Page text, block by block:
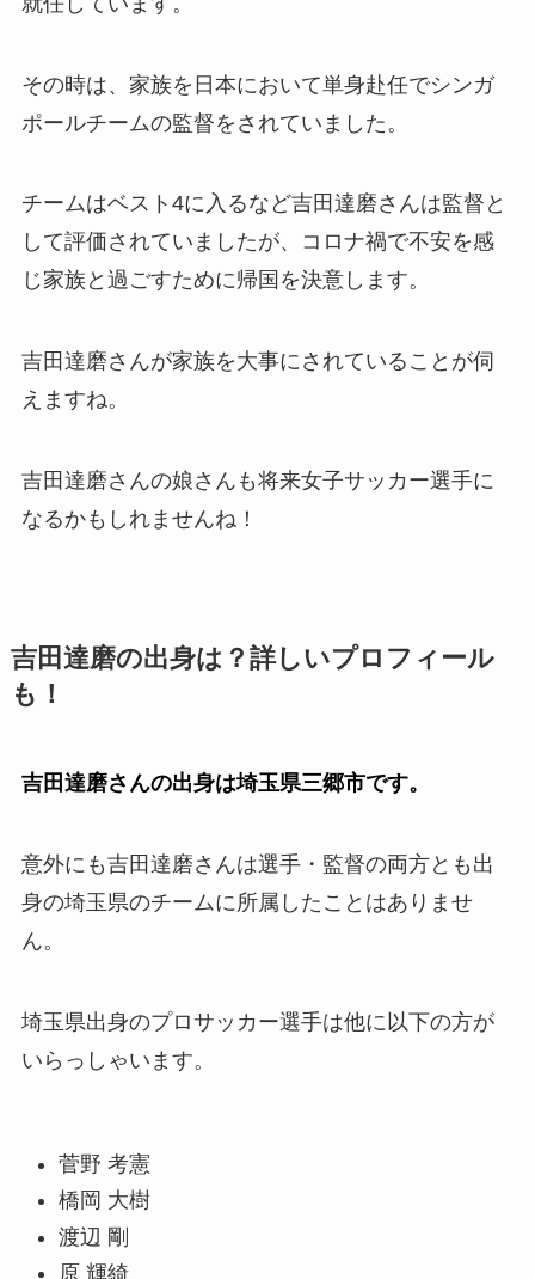
その時は、家族を日本において単身赴任でシンガ
ポールチームの監督をされていました。
チームはベスト4に入るなど吉田達磨さんは監督と
して評価されていましたが、コロナ禍で不安を感
じ家族と過ごすために帰国を決意します。
吉田達磨さんが家族を大事にされていることが伺
えますね。
吉田達磨さんの娘さんも将来女子サッカー選手に
なるかもしれませんね！
吉田達磨の出身は？詳しいプロフィール
も！
吉田達磨さんの出身は埼玉県三郷市です。
意外にも吉田達磨さんは選手・監督の両方とも出
身の埼玉県のチームに所属したことはありませ
ん。
埼玉県出身のプロサッカー選手は他に以下の方が
いらっしゃいます。
菅野 考憲
橋岡 大樹
渡辺 剛
原 輝綺